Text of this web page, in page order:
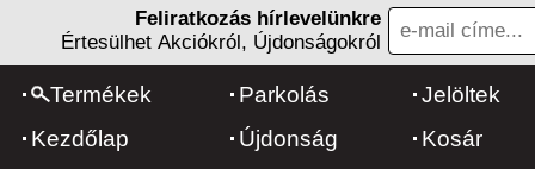
Feliratkozás hírlevelünkre
Értesülhet Akciókról, Újdonságokról
Termékek
Kezdőlap
Parkolás
Újdonság
Jelöltek
Kosár